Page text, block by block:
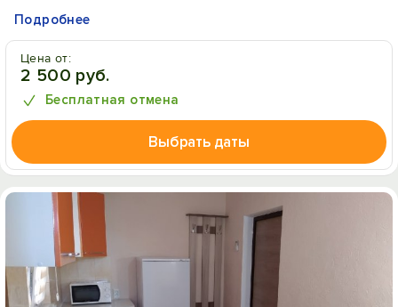
Подробнее
Цена от:
2 500 руб.
Бесплатная отмена
Выбрать даты